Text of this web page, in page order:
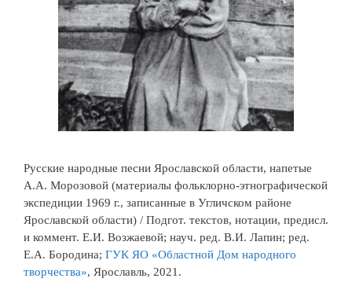
Русские народные песни Ярославской области, напетые
А.А. Морозовой (материалы фольклорно-этнографической
экспедиции 1969 г., записанные в Угличском районе
Ярославской области) / Подгот. текстов, нотации, предисл.
и коммент. Е.И. Возжаевой; науч. ред. В.И. Лапин; ред.
Е.А. Бородина; ГУК ЯО «Областной Дом народного
творчества», Ярославль, 2021.